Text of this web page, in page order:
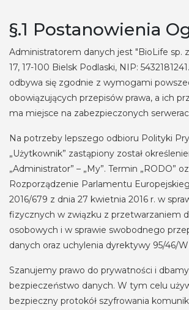
§.1 Postanowienia
Administratorem danych jest "BioLife sp. z
17, 17-100 Bielsk Podlaski, NIP:
odbywa się zgodnie z wymogami
obowiązujących przepisów prawa, a ich
ma miejsce na zabezpieczonych
Na potrzeby lepszego odbioru Polityki
„Użytkownik” zastąpiony został
„Administrator” – „My”. Termin „RODO”
Rozporządzenie Parlamentu
2016/679 z dnia 27 kwietnia 2016 r. w
fizycznych w związku z przetwarzaniem
osobowych i w sprawie swobodnego
danych oraz uchylenia dyrektywy 95/46/
Szanujemy prawo do prywatności i
bezpieczeństwo danych. W tym celu
bezpieczny protokół szyfrowania